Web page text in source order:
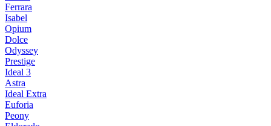
Ferrara
Isabel
Opium
Dolce
Odyssey
Prestige
Ideal 3
Astra
Ideal Extra
Euforia
Peony